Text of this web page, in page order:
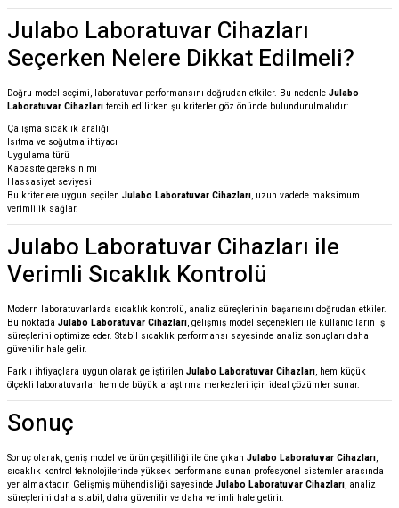
Julabo Laboratuvar Cihazları
Seçerken Nelere Dikkat Edilmeli?
Doğru model seçimi, laboratuvar performansını doğrudan etkiler. Bu nedenle Julabo
Laboratuvar Cihazları tercih edilirken şu kriterler göz önünde bulundurulmalıdır:
Çalışma sıcaklık aralığı
Isıtma ve soğutma ihtiyacı
Uygulama türü
Kapasite gereksinimi
Hassasiyet seviyesi
Bu kriterlere uygun seçilen Julabo Laboratuvar Cihazları, uzun vadede maksimum
verimlilik sağlar.
Julabo Laboratuvar Cihazları ile
Verimli Sıcaklık Kontrolü
Modern laboratuvarlarda sıcaklık kontrolü, analiz süreçlerinin başarısını doğrudan etkiler.
Bu noktada Julabo Laboratuvar Cihazları, gelişmiş model seçenekleri ile kullanıcıların iş
süreçlerini optimize eder. Stabil sıcaklık performansı sayesinde analiz sonuçları daha
güvenilir hale gelir.
Farklı ihtiyaçlara uygun olarak geliştirilen Julabo Laboratuvar Cihazları, hem küçük
ölçekli laboratuvarlar hem de büyük araştırma merkezleri için ideal çözümler sunar.
Sonuç
Sonuç olarak, geniş model ve ürün çeşitliliği ile öne çıkan Julabo Laboratuvar Cihazları,
sıcaklık kontrol teknolojilerinde yüksek performans sunan profesyonel sistemler arasında
yer almaktadır. Gelişmiş mühendisliği sayesinde Julabo Laboratuvar Cihazları, analiz
süreçlerini daha stabil, daha güvenilir ve daha verimli hale getirir.